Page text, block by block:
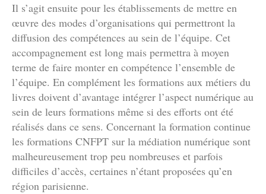
Il s’agit ensuite pour les établissements de mettre en
œuvre des modes d’organisations qui permettront la
diffusion des compétences au sein de l’équipe. Cet
accompagnement est long mais permettra à moyen
terme de faire monter en compétence l’ensemble de
l’équipe. En complément les formations aux métiers du
livres doivent d’avantage intégrer l’aspect numérique au
sein de leurs formations même si des efforts ont été
réalisés dans ce sens. Concernant la formation continue
les formations CNFPT sur la médiation numérique sont
malheureusement trop peu nombreuses et parfois
difficiles d’accès, certaines n’étant proposées qu’en
région parisienne.